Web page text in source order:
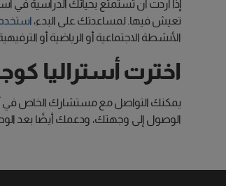
إذا أردت أن تستمتع بحياتك الدراسية في
تعيش فيها. لمساعدتك على البدء،
الأنشطة الاجتماعية أو الرياضية أو
اخترت أستراليا
يمكنك التواصل مع مستشارك الخاص في آي
الوصول إلى وجهتك، ودعمك أيضًا بعد